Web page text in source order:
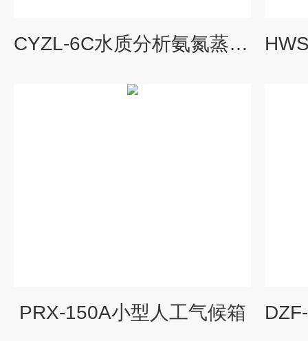
CYZL-6C水质分析氨氮蒸馏仪
PRX-150A小型人工气候箱